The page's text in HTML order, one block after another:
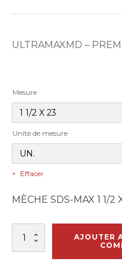
ULTRAMAXMD –
Mesure
Unité de mesure
Effacer
MÈCHE SDS-MAX 1 1/2
quantité
AJOUTER